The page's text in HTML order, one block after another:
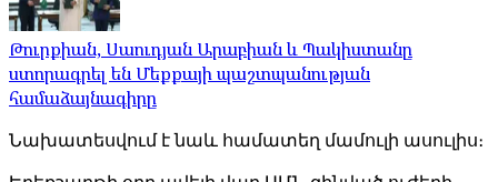
Թուրքիան, Սաուդյան Արաբիան և Պակիստանը
ստորագրել են Մեքքայի պաշտպանության
համաձայնագիրը
Նախատեսվում է նաև համատեղ մամուլի ասուլիս։